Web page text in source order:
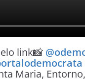
link📸
Maria,